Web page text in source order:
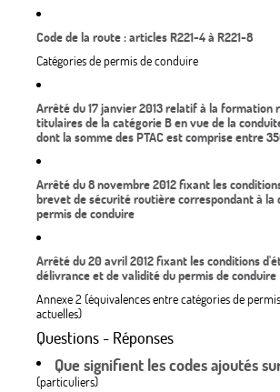
Code de la route : articles R221-4 à R221-8
Catégories de permis de conduire
Arrêté du 17 janvier 2013 relatif à la formation
titulaires de la catégorie B en vue de la
dont la somme des PTAC est comprise entre
Arrêté du 8 novembre 2012 fixant les
brevet de sécurité routière correspondant à la
permis de conduire
Arrêté du 20 avril 2012 fixant les conditions
délivrance et de validité du permis de conduire
Annexe 2 (équivalences entre catégories de
actuelles)
Questions - Réponses
Que signifient les codes ajoutés
(particuliers)